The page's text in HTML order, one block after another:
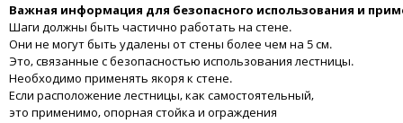
Важная информация для безопасного использования и
Шаги должны быть частично работать на стене.
Они не могут быть удалены от стены более чем на 5 см.
Это, связанные с безопасностью использования лестницы.
Необходимо применять якоря к стене.
Если расположение лестницы, как самостоятельный,
это применимо, опорная стойка и ограждения